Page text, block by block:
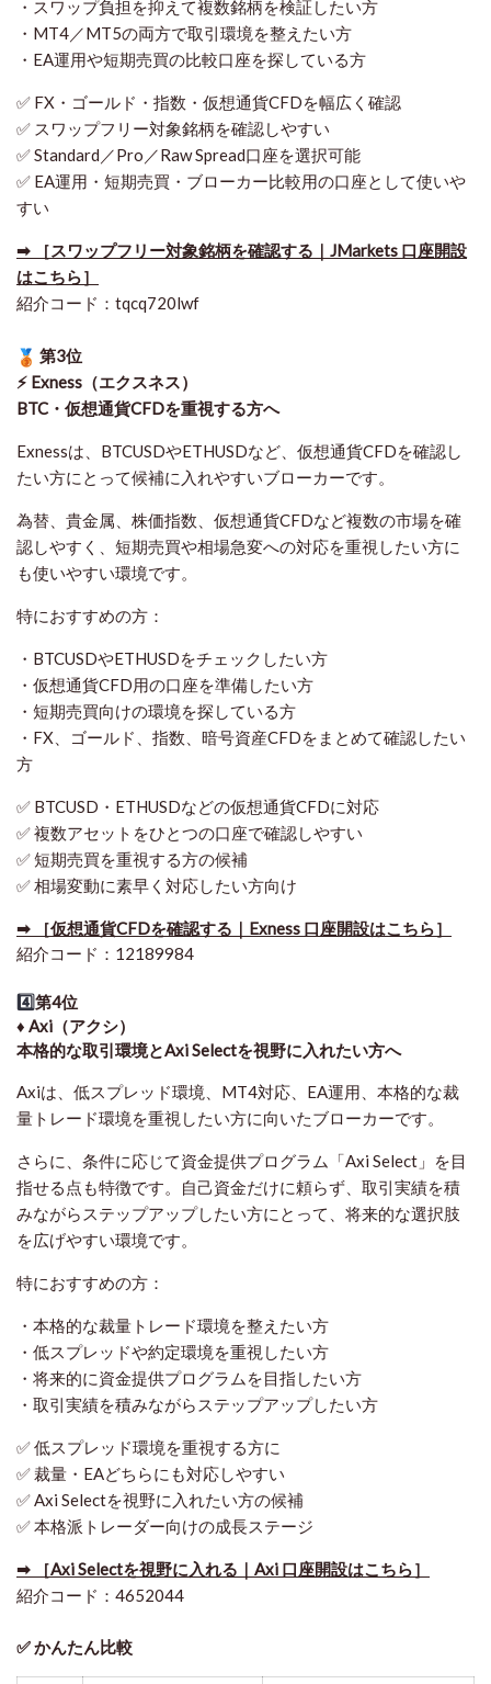
・スワップ負担を抑えて複数銘柄を検証したい方
・MT4／MT5の両方で取引環境を整えたい方
・EA運用や短期売買の比較口座を探している方
✅ FX・ゴールド・指数・仮想通貨CFDを幅広く確認
✅ スワップフリー対象銘柄を確認しやすい
✅ Standard／Pro／Raw Spread口座を選択可能
✅ EA運用・短期売買・ブローカー比較用の口座として使いや
すい
➡ ［スワップフリー対象銘柄を確認する｜JMarkets 口座開設
はこちら］
紹介コード：tqcq720lwf
第3位
⚡ Exness（エクスネス）
BTC・仮想通貨CFDを重視する方へ
Exnessは、BTCUSDやETHUSDなど、仮想通貨CFDを確認し
たい方にとって候補に入れやすいブローカーです。
為替、貴金属、株価指数、仮想通貨CFDなど複数の市場を確
認しやすく、短期売買や相場急変への対応を重視したい方に
も使いやすい環境です。
特におすすめの方：
・BTCUSDやETHUSDをチェックしたい方
・仮想通貨CFD用の口座を準備したい方
・短期売買向けの環境を探している方
・FX、ゴールド、指数、暗号資産CFDをまとめて確認したい
方
✅ BTCUSD・ETHUSDなどの仮想通貨CFDに対応
✅ 複数アセットをひとつの口座で確認しやすい
✅ 短期売買を重視する方の候補
✅ 相場変動に素早く対応したい方向け
➡ ［仮想通貨CFDを確認する｜Exness 口座開設はこちら］
紹介コード：12189984
4️⃣第4位
♦️ Axi（アクシ）
本格的な取引環境とAxi Selectを視野に入れたい方へ
Axiは、低スプレッド環境、MT4対応、EA運用、本格的な裁
量トレード環境を重視したい方に向いたブローカーです。
さらに、条件に応じて資金提供プログラム「Axi Select」を目
指せる点も特徴です。自己資金だけに頼らず、取引実績を積
みながらステップアップしたい方にとって、将来的な選択肢
を広げやすい環境です。
特におすすめの方：
・本格的な裁量トレード環境を整えたい方
・低スプレッドや約定環境を重視したい方
・将来的に資金提供プログラムを目指したい方
・取引実績を積みながらステップアップしたい方
✅ 低スプレッド環境を重視する方に
✅ 裁量・EAどちらにも対応しやすい
✅ Axi Selectを視野に入れたい方の候補
✅ 本格派トレーダー向けの成長ステージ
➡ ［Axi Selectを視野に入れる｜Axi 口座開設はこちら］
紹介コード：4652044
✅ かんたん比較